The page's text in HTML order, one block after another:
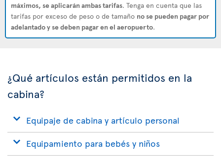
máximos, se aplicarán ambas tarifas. Tenga en cuenta que las
tarifas por exceso de peso o de tamaño no se pueden pagar por
adelantado y se deben pagar en el aeropuerto.
¿Qué artículos están permitidos en la
cabina?
Equipaje de cabina y artículo personal
Equipamiento para bebés y niños